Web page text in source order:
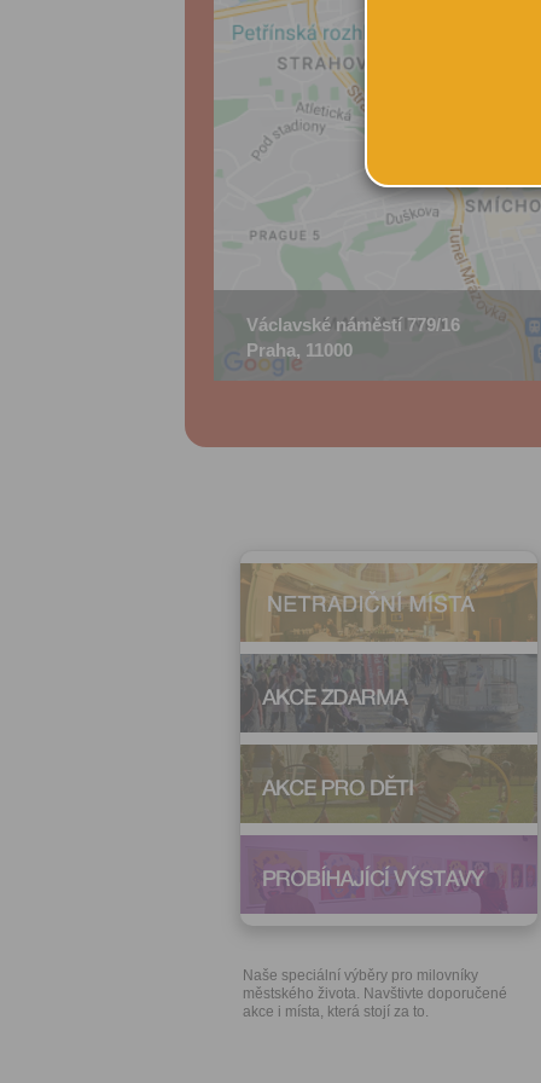
Václavské náměstí 779/16
Praha, 11000
Naše speciální výběry pro milovníky
městského života. Navštivte doporučené
akce i místa, která stojí za to.